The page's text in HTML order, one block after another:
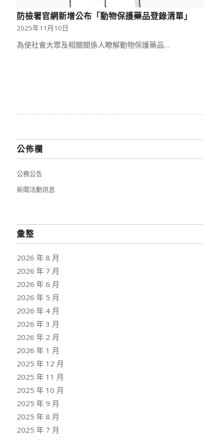
防檢署官網新增公布「動物保護藥品登錄清單」
2025年11月10日
為使社會大眾及相關關係人瞭解動物保護藥品…
公佈欄
公務公告
新聞活動訊息
彙整
2026 年 8 月
2026 年 7 月
2026 年 6 月
2026 年 5 月
2026 年 4 月
2026 年 3 月
2026 年 2 月
2026 年 1 月
2025 年 12 月
2025 年 11 月
2025 年 10 月
2025 年 9 月
2025 年 8 月
2025 年 7 月